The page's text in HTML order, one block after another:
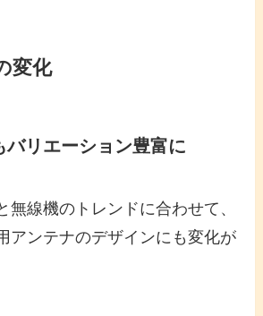
変化
バリエーション豊富に
無線機のトレンドに合わせて、
アンテナのデザインにも変化が